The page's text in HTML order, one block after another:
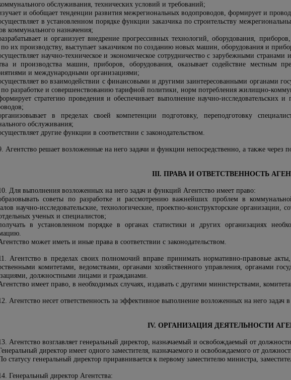
обслуживания, технических условий и требований;
и обобщает тенденции развития межрегиональных водопроводов, формирует и
в установленном порядке функции заказчика по строительству
коммунального назначения;
и организует внедрение прогрессивных технологий, оборудования,
по их производству, выступает заказчиком по созданию новых машин, оборудования и
научно-техническое и экономическое сотрудничество с зарубежными
и производства машин, приборов, оборудования, оказывает содействие местным
и международными организациями;
во взаимодействии с финансовыми и другими заинтересованными органами
по разработке и совершенствованию тарифной политики, норм потребления жилищно-
стратегию проведения и обеспечивает выполнение научно-исследовательских
в пределах своей компетенции подготовку, переподготовку
обслуживания;
другие функции в соответствии с законодательством.
Агентство решает возложенные на него задачи и функции непосредственно, а также через
III. ПРАВА И ОТВЕТСТВЕННОСТЬ
Для выполнения возложенных на него задач и функций Агентство имеет право:
советы по разработке и рассмотрению важнейших проблем в
научно-исследовательские, технологические, проектно-конструкторские
ученых и специалистов;
в установленном порядке в органах статистики и других организациях
может иметь и иные права в соответствии с законодательством.
Агентство в пределах своих полномочий вправе принимать нормативно-правовые
комитетами, ведомствами, органами хозяйственного управления, органами
должностными лицами и гражданами.
имеет право, в необходимых случаях, издавать с другими министерствами,
Агентство несет ответственность за эффективное выполнение возложенных на него задач
IV. ОРГАНИЗАЦИЯ ДЕЯТЕЛЬНОСТИ
Агентство возглавляет генеральный директор, назначаемый и освобождаемый от
директор имеет одного заместителя, назначаемого и освобождаемого от
статусу генеральный директор приравнивается к первому заместителю министра,
Генеральный директор Агентства: